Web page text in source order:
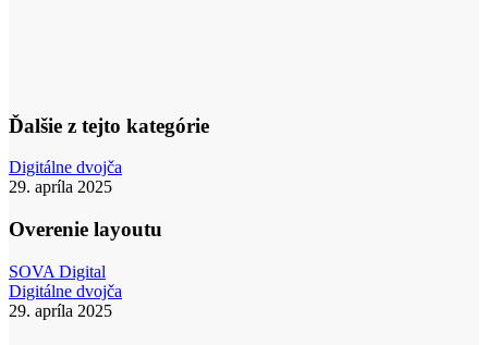
Ďalšie z tejto kategórie
Digitálne dvojča
29. apríla 2025
Overenie layoutu
SOVA Digital
Digitálne dvojča
29. apríla 2025